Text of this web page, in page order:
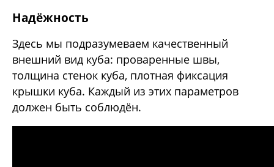
Надёжность
Здесь мы подразумеваем качественный
внешний вид куба: проваренные швы,
толщина стенок куба, плотная фиксация
крышки куба. Каждый из этих параметров
должен быть соблюдён.